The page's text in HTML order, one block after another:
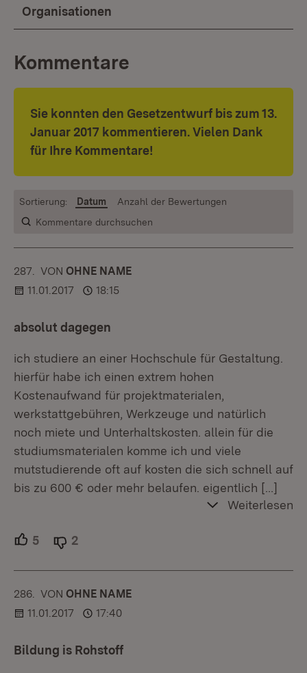
Organisationen
Kommentare
Sie konnten den Gesetzentwurf bis zum 13.
Januar 2017 kommentieren. Vielen Dank
für Ihre Kommentare!
Kommentare durchsuchen
Sortierung: Datum Anzahl der Bewertungen
287. KOMMENTAR
VON :OHNE NAME
11.01.2017
18:15
absolut dagegen
ich studiere an einer Hochschule für Gestaltung.
hierfür habe ich einen extrem hohen
Kostenaufwand für projektmaterialen,
werkstattgebühren, Werkzeuge und natürlich
noch miete und Unterhaltskosten. allein für die
studiumsmaterialen komme ich und viele
mutstudierende oft auf kosten die sich schnell auf
bis zu 600 € oder mehr belaufen. eigentlich […]
Weiterlesen
5 Unterstützer.
2
286. KOMMENTAR
VON :OHNE NAME
11.01.2017
17:40
Bildung is Rohstoff